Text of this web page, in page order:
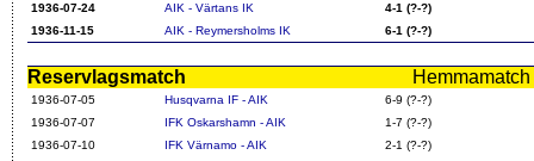
1936-07-24
AIK - Värtans IK
4-1 (?-?)
1936-11-15
AIK - Reymersholms IK 6-1 (?-?)
Reservlagsmatch
1936-07-05 Husqvarna IF - AIK
6-9 (?-?)
1936-07-07
IFK Oskarshamn - AIK
1-7 (?-?)
1936-07-10
IFK Värnamo - AIK 2-1 (?-?)